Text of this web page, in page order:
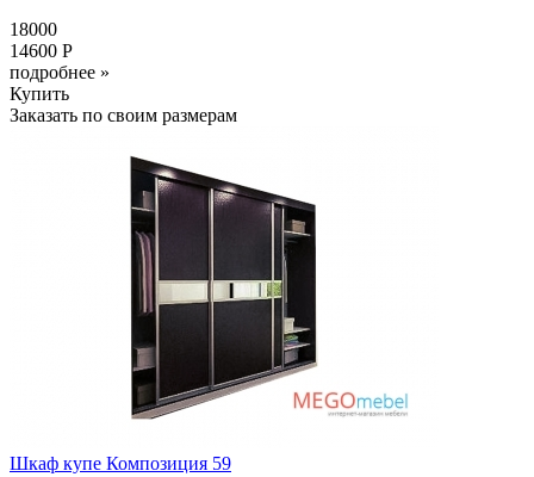
18000
14600 Р
подробнее »
Купить
Заказать по своим размерам
Шкаф купе Композиция 59